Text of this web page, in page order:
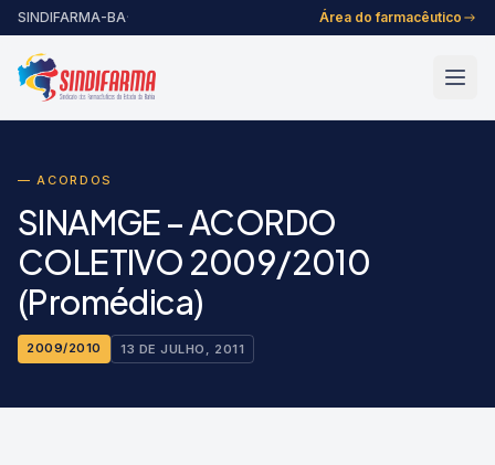
Pular para o conteúdo
SINDIFARMA-BA· Área do farmacêutico
— ACORDOS
SINAMGE – ACORDO
COLETIVO 2009/2010
(Promédica)
2009/2010 13 DE JULHO, 2011